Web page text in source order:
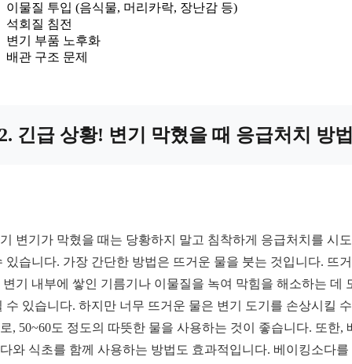
이물질 투입 (음식물, 머리카락, 장난감 등)
석회질 침전
변기 부품 노후화
배관 구조 문제
긴급 상황! 변기 막혔을 때 응급처치 방
변기가 막혔을 때는 당황하지 말고 침착하게 응급처치를 시
있습니다. 가장 간단한 방법은 뜨거운 물을 붓는 것입니다. 뜨
변기 내부에 쌓인 기름기나 이물질을 녹여 막힘을 해소하는 데
수 있습니다. 하지만 너무 뜨거운 물은 변기 도기를 손상시킬
, 50~60도 정도의 따뜻한 물을 사용하는 것이 좋습니다. 또한,
와 식초를 함께 사용하는 방법도 효과적입니다. 베이킹소다를